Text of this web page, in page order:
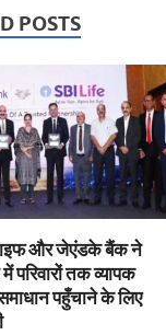
b
o
k
er
ie
n
y
POSTS
और जेएंडके बैंक ने
परिवारों तक व्यापक
पहुँचाने के लिए